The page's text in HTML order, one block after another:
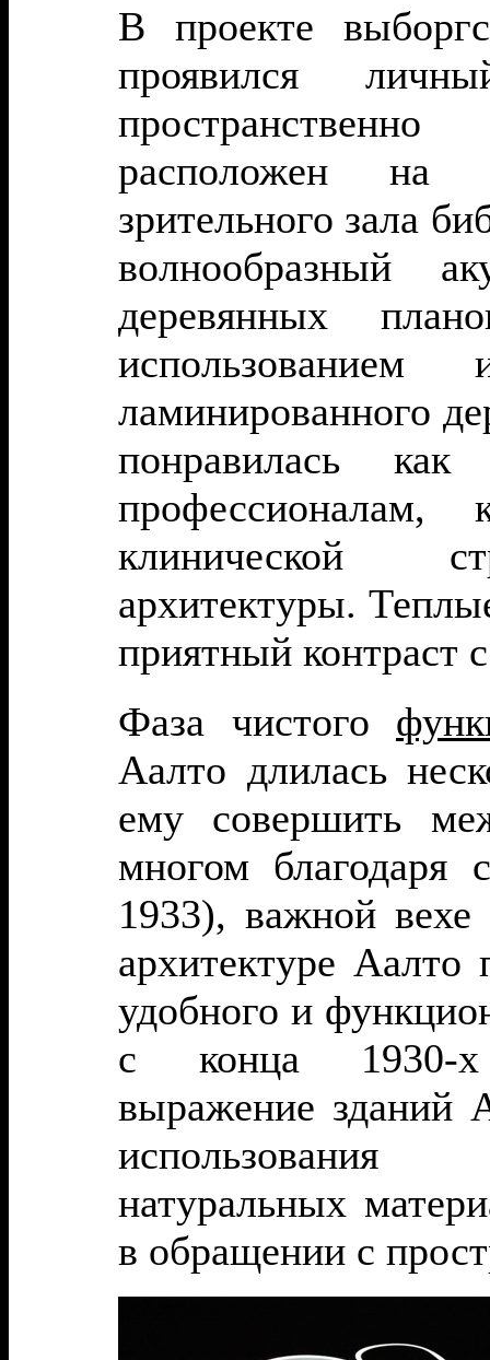
В проекте
проявился
расположен на
зрительного зала
волнообразный
деревянных
ламинированного
понравилась
профессионалам,
клинической
архитектуры.
приятный контраст
Фаза чистого
Аалто длилась
ему совершить
многом благодаря
1933), важной
архитектуре Аалто
удобного и
с конца 1930-х
выражение зданий
натуральных
в обращении с